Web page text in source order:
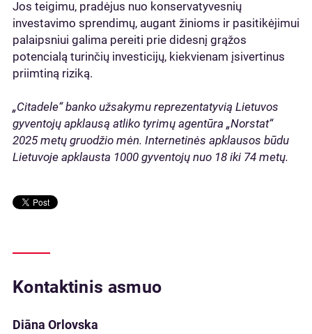
Jos teigimu, pradėjus nuo konservatyvesnių
investavimo sprendimų, augant žinioms ir pasitikėjimui
palaipsniui galima pereiti prie didesnį grąžos
potencialą turinčių investicijų, kiekvienam įsivertinus
priimtiną riziką.
„Citadele“ banko užsakymu reprezentatyvią Lietuvos
gyventojų apklausą atliko tyrimų agentūra „Norstat“
2025metų gruodžio mėn. Internetinės apklausos būdu
Lietuvoje apklausta 1000 gyventojų nuo 18 iki 74 metų.
Kontaktinis asmuo
Diāna Orlovska